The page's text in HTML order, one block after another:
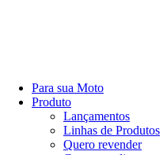
Para sua Moto
Produto
Lançamentos
Linhas de Produtos
Quero revender